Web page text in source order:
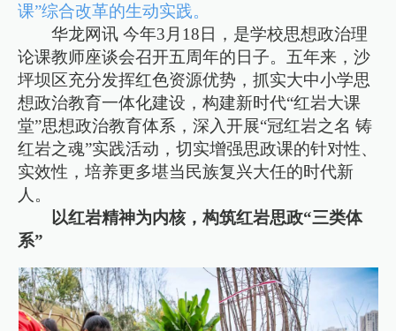
课”综合改革的生动实践。
华龙网讯 今年3月18日，是学校思想政治理
论课教师座谈会召开五周年的日子。五年来，沙
坪坝区充分发挥红色资源优势，抓实大中小学思
想政治教育一体化建设，构建新时代“红岩大课
堂”思想政治教育体系，深入开展“冠红岩之名 铸
红岩之魂”实践活动，切实增强思政课的针对性、
实效性，培养更多堪当民族复兴大任的时代新
人。
以红岩精神为内核，构筑红岩思政“三类体
系”